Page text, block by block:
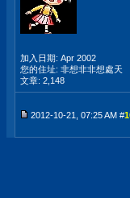
加入日期: Apr 2002
您的住址: 非想非非想處天
文章: 2,148
2012-10-21, 07:25 AM #